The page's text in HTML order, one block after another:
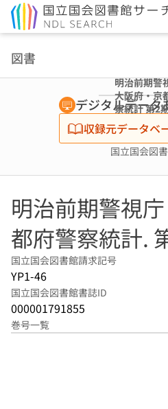
図書
明治前期警
大阪府・京
察統計 第2
デジタルデータ
収録元データベ
国立国会図
明治前期警視
都府警察統計.
国立国会図書館請求記号
YP1-46
国立国会図書館書誌ID
000001791855
巻号一覧